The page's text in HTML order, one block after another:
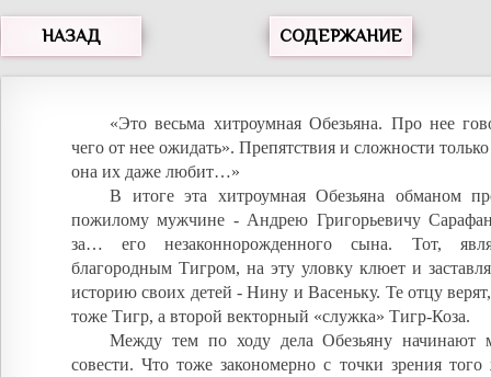
НАЗАД СОДЕРЖАНИЕ
«Это весьма хитроумная Обезьяна. Про нее
чего от нее ожидать». Препятствия и сложности
она их даже любит…»
В итоге эта хитроумная Обезьяна обманом
пожилому мужчине - Андрею Григорьевичу
за… его незаконнорожденного сына. Тот,
благородным Тигром, на эту уловку клюет и
историю своих детей - Нину и Васеньку. Те отцу
тоже Тигр, а второй векторный «служка» Тигр-Коза.
Между тем по ходу дела Обезьяну начинают
совести. Что тоже закономерно с точки зрения того